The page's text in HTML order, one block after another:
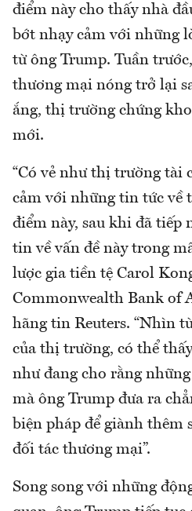
điểm này cho thấy nhà
bớt nhạy cảm với những
từ ông Trump. Tuần
thương mại nóng trở lại
ắng, thị trường chứng
mới.
“Có vẻ như thị trường tài
cảm với những tin tức về
điểm này, sau khi đã tiếp
tin về vấn đề này trong
lược gia tiền tệ Carol
Commonwealth Bank of
hãng tin Reuters. “Nhìn
của thị trường, có thể
như đang cho rằng
mà ông Trump đưa ra
biện pháp để giành thêm
đối tác thương mại”.
Song song với những